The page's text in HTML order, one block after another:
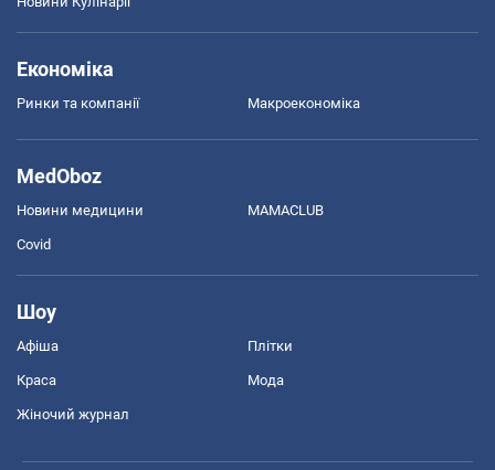
Економіка
Ринки та компанії Макроекономіка
MedOboz
Новини медицини MAMACLUB
Covid
Шоу
Афіша Плітки
Краса Мода
Жіночий журнал